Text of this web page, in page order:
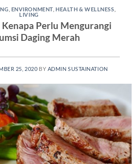
ENVIRONMENT, HEALTH & WELLNESS
LIVING
Perlu Mengurangi
Daging Merah
25, 2020 BY ADMIN SUSTAINATION